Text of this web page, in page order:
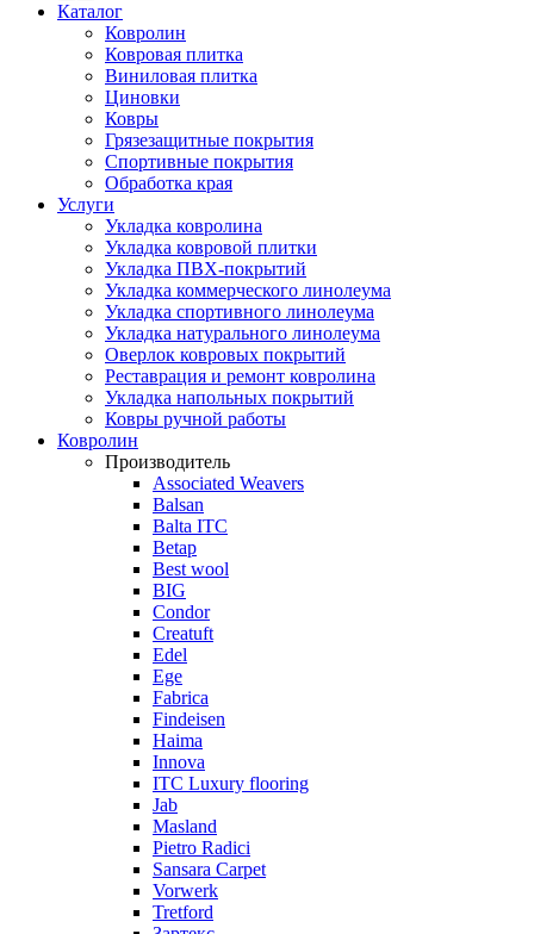
Каталог
Ковролин
Ковровая плитка
Виниловая плитка
Циновки
Ковры
Грязезащитные покрытия
Спортивные покрытия
Обработка края
Услуги
Укладка ковролина
Укладка ковровой плитки
Укладка ПВХ-покрытий
Укладка коммерческого линолеума
Укладка спортивного линолеума
Укладка натурального линолеума
Оверлок ковровых покрытий
Реставрация и ремонт ковролина
Укладка напольных покрытий
Ковры ручной работы
Ковролин
Производитель
Associated Weavers
Balsan
Balta ITC
Betap
Best wool
BIG
Condor
Creatuft
Edel
Ege
Fabrica
Findeisen
Haima
Innova
ITC Luxury flooring
Jab
Masland
Pietro Radici
Sansara Carpet
Vorwerk
Tretford